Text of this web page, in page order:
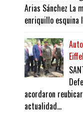
Arias Sánchez La
enriquillo esquina
acordaron
actualidad...